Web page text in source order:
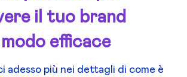
il tuo brand
efficace
adesso più nei dettagli di come è